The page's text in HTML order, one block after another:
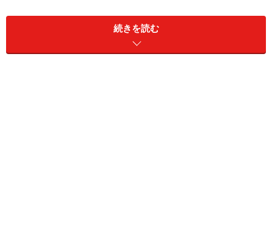
TOP5を、効果的な覚え方とともにご紹介していきま
続きを読む